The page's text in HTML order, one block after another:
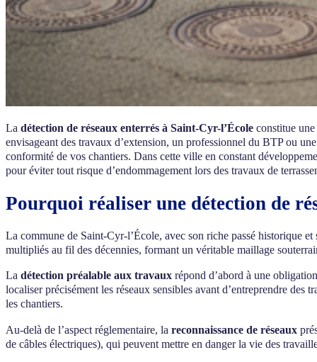
La détection de réseaux enterrés à Saint-Cyr-l’École constitue
envisageant des travaux d’extension, un professionnel du BTP ou
conformité de vos chantiers. Dans cette ville en constant
pour éviter tout risque d’endommagement lors des travaux de
Pourquoi réaliser une détection de
La commune de Saint-Cyr-l’École, avec son riche passé historique
multipliés au fil des décennies, formant un véritable maillage
La détection préalable aux travaux répond d’abord à une
localiser précisément les réseaux sensibles avant d’entreprendre
les chantiers.
Au-delà de l’aspect réglementaire, la reconnaissance de réseaux
de câbles électriques), qui peuvent mettre en danger la vie des